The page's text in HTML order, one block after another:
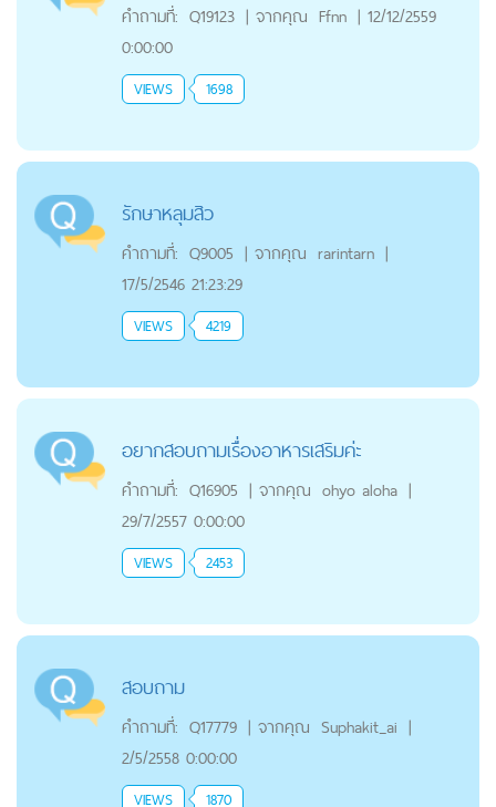
คำถามที่: Q19123 | จากคุณ Ffnn | 12/12/2559
0:00:00
VIEWS 1698
รักษาหลุมสิว
คำถามที่: Q9005 | จากคุณ rarintarn |
17/5/2546 21:23:29
VIEWS 4219
อยากสอบถามเรื่องอาหารเสริมค่ะ
คำถามที่: Q16905 | จากคุณ ohyo aloha |
29/7/2557 0:00:00
VIEWS 2453
สอบถาม
คำถามที่: Q17779 | จากคุณ Suphakit_ai |
2/5/2558 0:00:00
VIEWS 1870